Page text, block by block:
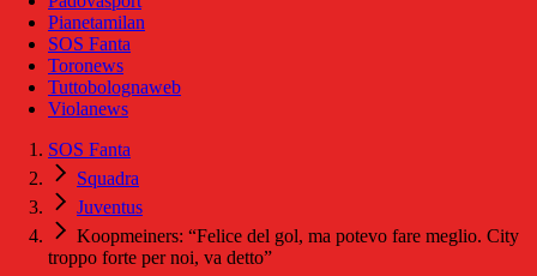
Pianetamilan
SOS Fanta
Toronews
Tuttobolognaweb
Violanews
SOS Fanta
Squadra
Juventus
Koopmeiners: “Felice del gol, ma potevo fare meglio. City
troppo forte per noi, va detto”